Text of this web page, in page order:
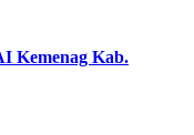
Kemenag Kab.